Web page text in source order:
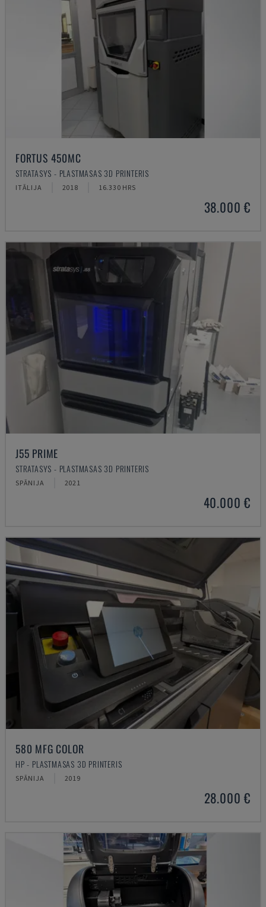
FORTUS 450MC
STRATASYS - PLASTMASAS 3D PRINTERIS
ITĀLIJA 2018 16.330 HRS
38.000 €
J55 PRIME
STRATASYS - PLASTMASAS 3D PRINTERIS
SPĀNIJA 2021
40.000 €
580 MFG COLOR
HP - PLASTMASAS 3D PRINTERIS
SPĀNIJA 2019
28.000 €